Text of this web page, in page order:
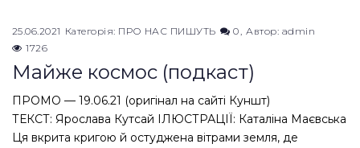
25.06.2021 Категорія: ПРО НАС ПИШУТЬ 0 Автор: admin
1726
Майже космос (подкаст)
ПРОМО — 19.06.21 (оригінал на сайті Куншт)
ТЕКСТ: Ярослава Кутсай ІЛЮСТРАЦІЇ: Каталіна Маєвська
Ця вкрита кригою й остуджена вітрами земля, де